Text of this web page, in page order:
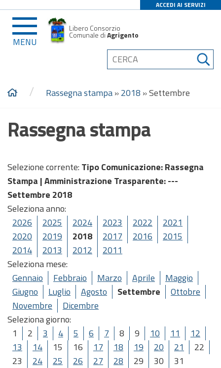
ACCEDI AI SERVIZI
MENU
Libero Consorzio
Comunale diAgrigento
/ Rassegna stampa»2018 »Settembre
Rassegna stampa
Selezione corrente: Tipo Comunicazione: Rassegna
Stampa |Amministrazione Trasparente: ---
Settembre 2018
Seleziona anno:
2026
2025 2024 2023 2022
2021
2020
2019 2018 2017 2016
2015
2014
2013 2012
2011
Seleziona mese:
Gennaio
Febbraio Marzo Aprile
Maggio
Giugno
Luglio Agosto Settembre
Ottobre
Novembre
Dicembre
Seleziona giorno:
1
2 3 4 5 6 7 8 9 10 11
12
13
14 15 16 17 18 19 20 21
22
23
24 25 26 27 28 29 30 31